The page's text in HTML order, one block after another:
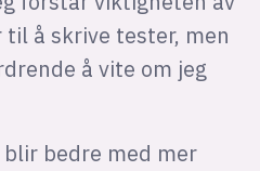
å skrive tester, men
å vite om jeg
bedre med mer